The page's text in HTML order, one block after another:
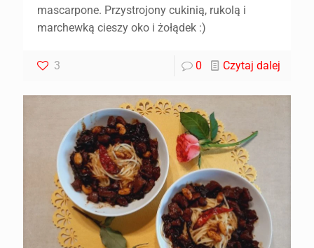
mascarpone. Przystrojony cukinią, rukolą i
marchewką cieszy oko i żołądek :)
3 0 Czytaj dalej